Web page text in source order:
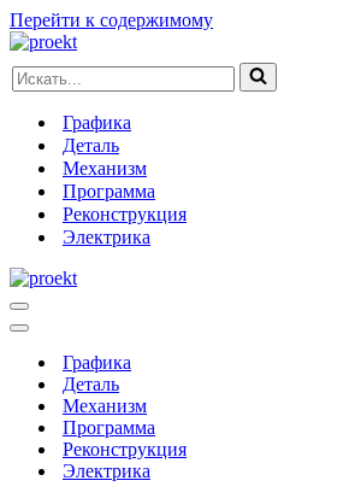
Перейти к содержимому
Искать...
Графика
Деталь
Механизм
Программа
Реконструкция
Электрика
Меню
навигации
Меню
навигацииГрафика
Деталь
Механизм
Программа
Реконструкция
Электрика